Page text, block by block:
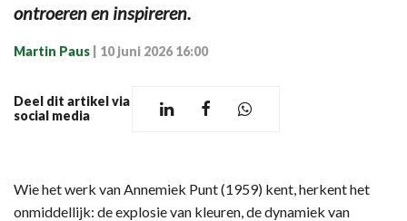
ontroeren en inspireren.
Martin Paus 10 juni 2026 16:00
Deel dit artikel via
social media
Wie het werk van Annemiek Punt (1959) kent, herkent het
onmiddellijk: de explosie van kleuren, de dynamiek van